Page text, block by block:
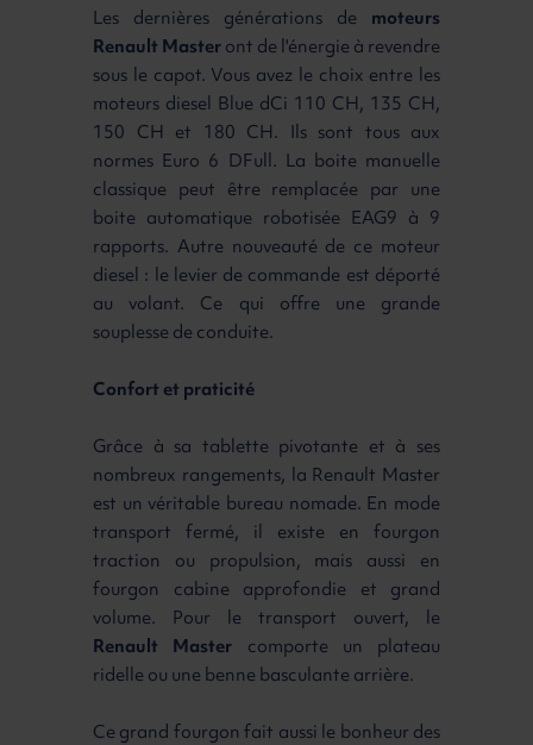
Les dernières générations de moteurs
Renault Masteront de l'énergie à revendre
sous le capot. Vous avez le choix entre les
moteurs diesel Blue dCi 110 CH, 135 CH,
150 CH et 180 CH. Ils sont tous aux
normes Euro 6 DFull. La boite manuelle
classique peut être remplacée par une
boite automatique robotisée EAG9 à 9
rapports. Autre nouveauté de ce moteur
diesel : le levier de commande est déporté
au volant. Ce qui offre une grande
souplesse de conduite.
Confort et praticité
Grâce à sa tablette pivotante et à ses
nombreux rangements, la Renault Master
est un véritable bureau nomade. En mode
transport fermé, il existe en fourgon
traction ou propulsion, mais aussi en
fourgon cabine approfondie et grand
volume. Pour le transport ouvert, le
Renault Master comporte un plateau
ridelle ou une benne basculante arrière.
Ce grand fourgon fait aussi le bonheur des